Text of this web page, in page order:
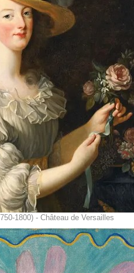
1800) - Château de Versailles